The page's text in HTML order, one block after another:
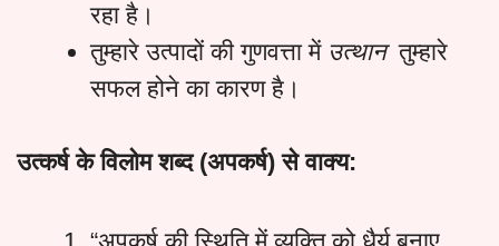
रहा है।
तुम्हारे उत्पादों की गुणवत्ता में उत्थानतुम्हारे
सफल होने का कारण है।
उत्कर्षकेविलोमशब्द (अपकर्ष)सेवाक्य: